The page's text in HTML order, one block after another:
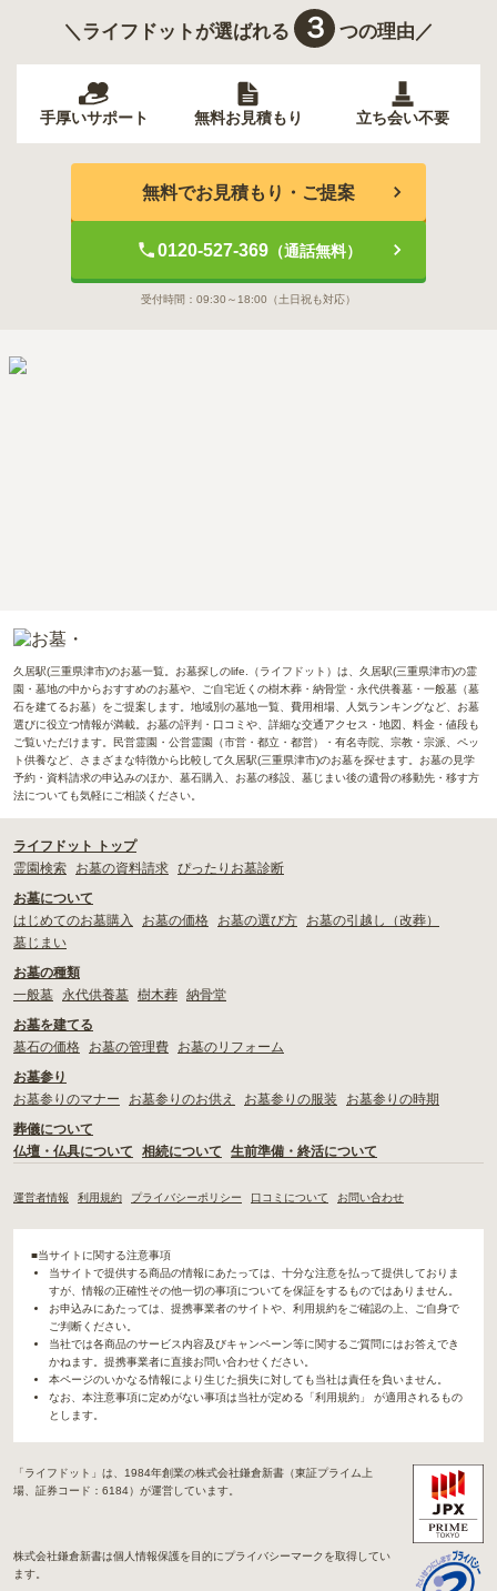
＼ライフドットが選ばれる ３ つの理由／
手厚いサポート 無料お見積もり 立ち会い不要
無料でお見積もり・ご提案
0120-527-369（通話無料）
受付時間： 09:30～18:00 （土日祝も対応）
久居駅(三重県津市)のお墓一覧。お墓探しのlife.（ライフドット）は、久居駅(三重県津市)の霊
園・墓地の中からおすすめのお墓や、ご自宅近くの樹木葬・納骨堂・永代供養墓・一般墓（墓
石を建てるお墓）をご提案します。地域別の墓地一覧、費用相場、人気ランキングなど、お墓
選びに役立つ情報が満載。お墓の評判・口コミや、詳細な交通アクセス・地図、料金・値段も
ご覧いただけます。民営霊園・公営霊園（市営・都立・都営）・有名寺院、宗教・宗派、ペッ
ト供養など、さまざまな特徴から比較して久居駅(三重県津市)のお墓を探せます。お墓の見学
予約・資料請求の申込みのほか、墓石購入、お墓の移設、墓じまい後の遺骨の移動先・移す方
法についても気軽にご相談ください。
ライフドット トップ
霊園検索
お墓の資料請求 ぴったりお墓診断
お墓について
はじめてのお墓購入
お墓の価格 お墓の選び方
お墓の引越し（改葬）
墓じまい
お墓の種類
一般墓
永代供養墓 樹木葬 納骨堂
お墓を建てる
墓石の価格
お墓の管理費
お墓のリフォーム
お墓参り
お墓参りのマナー
お墓参りのお供え お墓参りの服装
お墓参りの時期
葬儀について
仏壇・仏具について
相続について 生前準備・終活について
運営者情報 利用規約 プライバシーポリシー 口コミについて お問い合わせ
■当サイトに関する注意事項
当サイトで提供する商品の情報にあたっては、十分な注意を払って提供しておりま
すが、情報の正確性その他一切の事項についてを保証をするものではありません。
お申込みにあたっては、提携事業者のサイトや、利用規約をご確認の上、ご自身で
ご判断ください。
当社では各商品のサービス内容及びキャンペーン等に関するご質問にはお答えでき
かねます。提携事業者に直接お問い合わせください。
本ページのいかなる情報により生じた損失に対しても当社は責任を負いません。
なお、本注意事項に定めがない事項は当社が定める「利用規約」 が適用されるもの
とします。
「ライフドット」は、1984年創業の株式会社鎌倉新書（東証プライム上
場、証券コード：6184）が運営しています。
株式会社鎌倉新書は個人情報保護を目的にプライバシーマークを取得してい
ます。